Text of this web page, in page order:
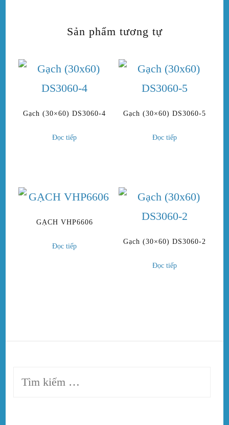
Sản phẩm tương tự
Gạch (30×60) DS3060-4
Đọc tiếp
Gạch (30×60) DS3060-5
Đọc tiếp
GẠCH VHP6606
Đọc tiếp
Gạch (30×60) DS3060-2
Đọc tiếp
Tìm